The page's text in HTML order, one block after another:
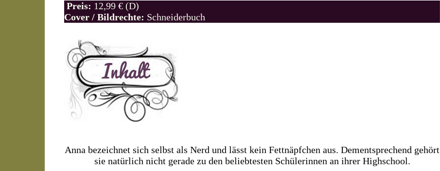
Preis: 12,99 € (D)
Cover / Bildrechte: Schneiderbuch
Anna bezeichnet sich selbst als Nerd und lässt kein Fettnäpfchen aus. Dementsprechend gehört
sie natürlich nicht gerade zu den beliebtesten Schülerinnen an ihrer Highschool.